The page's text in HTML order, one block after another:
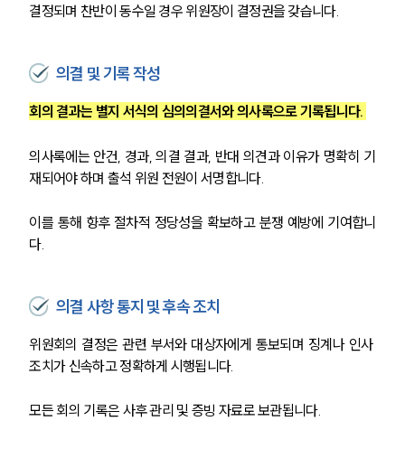
결정되며 찬반이 동수일 경우 위원장이 결정권을 갖습니다.
의결 및 기록 작성
회의 결과는 별지 서식의 심의의결서와 의사록으로 기록됩니다.
의사록에는 안건, 경과, 의결 결과, 반대 의견과 이유가 명확히 기
재되어야 하며 출석 위원 전원이 서명합니다.
이를 통해 향후 절차적 정당성을 확보하고 분쟁 예방에 기여합니
다.
의결 사항 통지 및 후속 조치
위원회의 결정은 관련 부서와 대상자에게 통보되며 징계나 인사
조치가 신속하고 정확하게 시행됩니다.
모든 회의 기록은 사후 관리 및 증빙 자료로 보관됩니다.